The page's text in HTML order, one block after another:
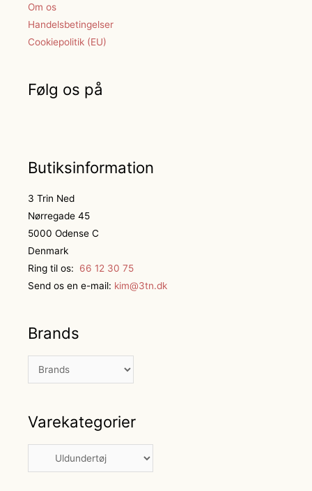
Om os
Handelsbetingelser
Cookiepolitik (EU)
Følg os på
Butiksinformation
3 Trin Ned
Nørregade 45
5000 Odense C
Denmark
Ring til os:
66 12 30 75
Send os en e-mail: kim@3tn.dk
Brands
Varekategorier